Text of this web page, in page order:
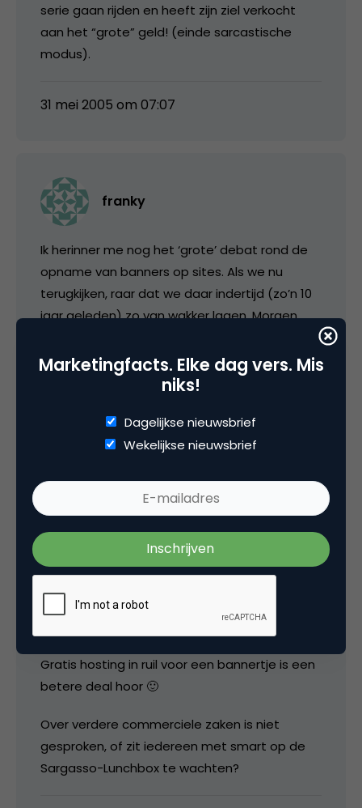
serie gaan rijden en heeft zijn ziel verkocht
aan het “grote” geld! (einde sarcastische
modus).
31 mei 2005 om 07:07
franky
Ik herinner me nog het ‘grote’ debat rond de
opname van banners op sites. Als we nu
terugkijken, raar dat we daar indertijd (zo’n 10
jaar geleden) zo van wakker lagen. Morgen,
31 mei 2005 om 08:04
Grobbo
Ach wat is commercieel? Een stukje
kostendekking is wat anders dan grootschalig
banneren. Sommige weblogs worden
gesponsord door een hostingbedrijf en
plaatsen daar een bannertje voor, anderen
proberen de kosten te drukken mbv AdSense.
Gratis hosting in ruil voor een bannertje is een
betere deal hoor 🙂
Over verdere commerciele zaken is niet
gesproken, of zit iedereen met smart op de
Sargasso-Lunchbox te wachten?
Marketingfacts. Elke dag vers. Mis
niks!
Dagelijkse nieuwsbrief
Wekelijkse nieuwsbrief